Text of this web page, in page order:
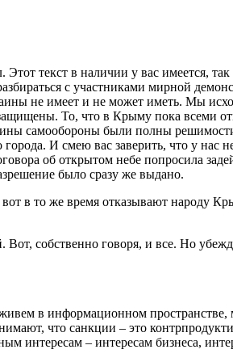
текст в наличии у вас имеется,
с участниками мирной
не имеет и не может иметь. Мы
То, что в Крыму пока всеми
самообороны были полны
города. И смею вас заверить, что у нас
об открытом небе попросила
было сразу же выдано.
в то же время отказывают народу
собственно говоря, и все. Но
в информационном
что санкции – это
интересам – интересам бизнеса,